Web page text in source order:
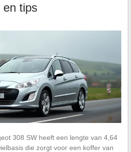
en tips
308 SW heeft een lengte van 4,64
die zorgt voor een koffer van